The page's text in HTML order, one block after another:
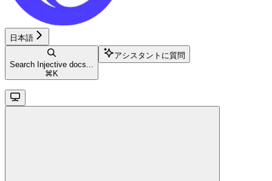
日本語
Search Injective docs...
⌘ K
アシスタントに質問